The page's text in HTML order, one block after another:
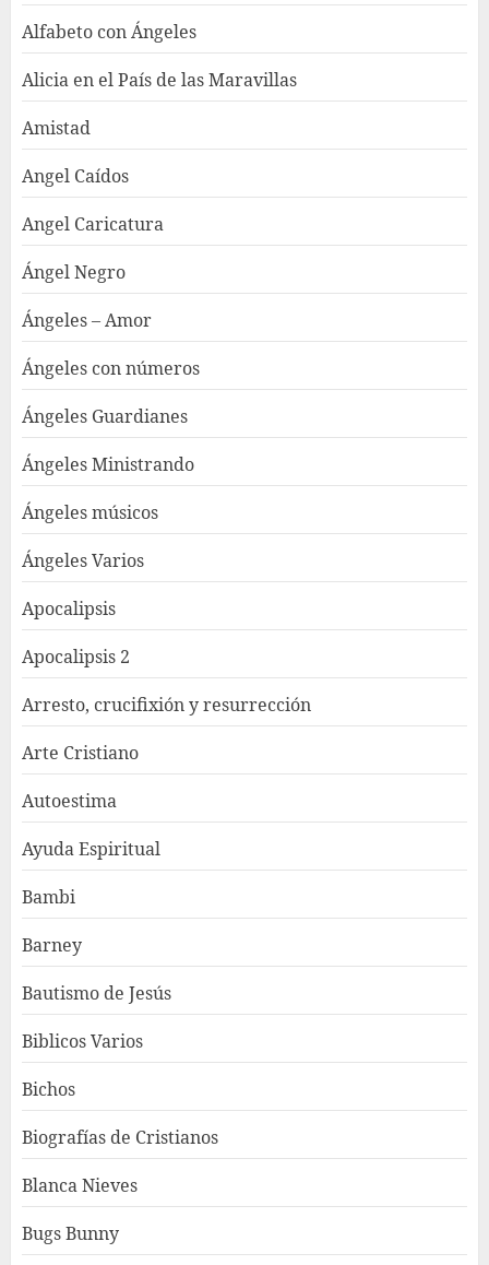
Alfabeto con Ángeles
Alicia en el País de las Maravillas
Amistad
Angel Caídos
Angel Caricatura
Ángel Negro
Ángeles – Amor
Ángeles con números
Ángeles Guardianes
Ángeles Ministrando
Ángeles músicos
Ángeles Varios
Apocalipsis
Apocalipsis 2
Arresto, crucifixión y resurrección
Arte Cristiano
Autoestima
Ayuda Espiritual
Bambi
Barney
Bautismo de Jesús
Biblicos Varios
Bichos
Biografías de Cristianos
Blanca Nieves
Bugs Bunny